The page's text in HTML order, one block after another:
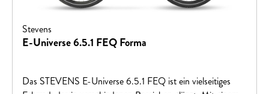
Stevens
E-Universe 6.5.1 FEQ Forma
Das STEVENS E-Universe 6.5.1 FEQ ist ein vielseitiges